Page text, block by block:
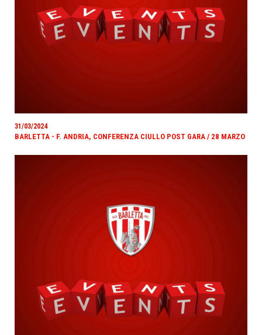
31/03/2024
BARLETTA - F. ANDRIA, CONFERENZA CIULLO POST GARA / 28 MARZO